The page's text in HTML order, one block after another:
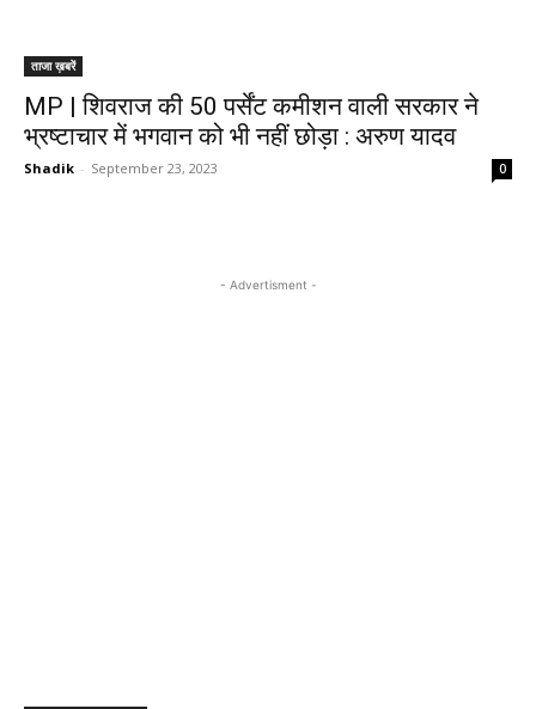
ताजा ख़बरें
MP | शिवराज की 50 पर्सेंट कमीशन वाली सरकार ने
भ्रष्टाचार में भगवान को भी नहीं छोड़ा : अरुण यादव
Shadik - September 23, 2023 0
- Advertisment -